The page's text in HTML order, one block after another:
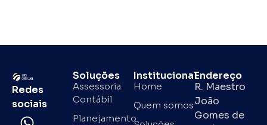
Redes
sociais
Soluções
Assessoria
Contábil
Planejamento
Institucional
Home
Quem somos
Endereço
R. Maestro
João
Gomes de